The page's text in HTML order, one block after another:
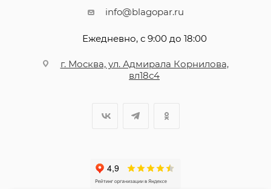
info@blagopar.ru
Ежедневно, с 9:00 до 18:00
г. Москва, ул. Адмирала Корнилова,
вл18с4